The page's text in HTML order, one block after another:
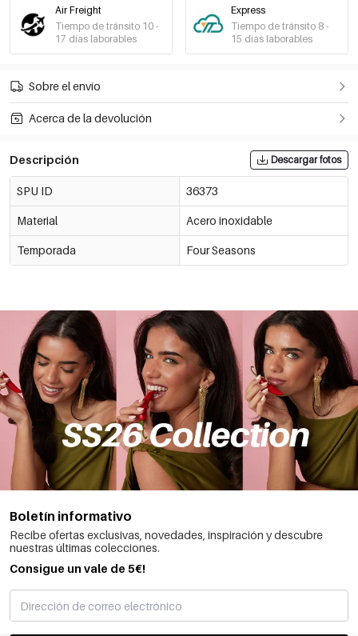
Air Freight
Tiempo de tránsito 10 -
17 días laborables
Express
Tiempo de tránsito 8 -
15 días laborables
Sobre el envío
Acerca de la devolución
Descripción Descargar fotos
SPU ID 36373
Material Acero inoxidable
Temporada Four Seasons
Boletín informativo
Recibe ofertas exclusivas, novedades, inspiración y descubre
nuestras últimas colecciones.
Consigue un vale de 5€!